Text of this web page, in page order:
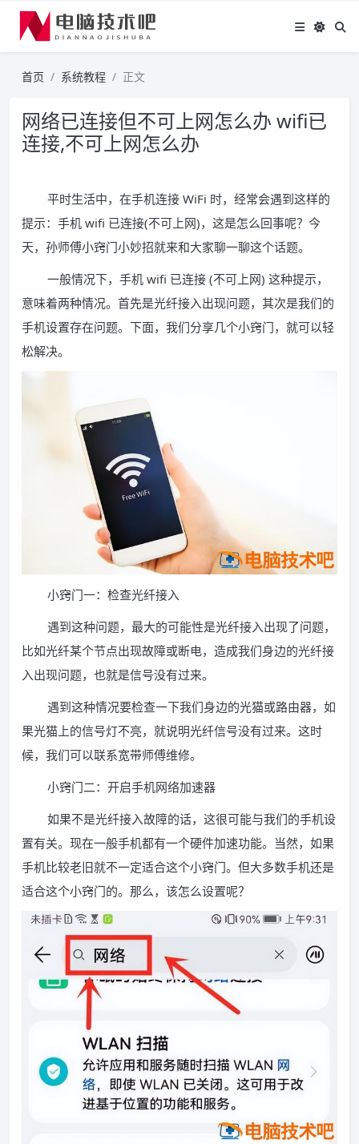
首页 系统教程 正文
网络已连接但不可上网怎么办 wifi已
连接,不可上网怎么办
平时生活中，在手机连接 WiFi 时，经常会遇到这样的
提示：手机 wifi 已连接(不可上网)，这是怎么回事呢？今
天，孙师傅小窍门小妙招就来和大家聊一聊这个话题。
一般情况下，手机 wifi 已连接 (不可上网) 这种提示，
意味着两种情况。首先是光纤接入出现问题，其次是我们的
手机设置存在问题。下面，我们分享几个小窍门，就可以轻
松解决。
小窍门一：检查光纤接入
遇到这种问题，最大的可能性是光纤接入出现了问题，
比如光纤某个节点出现故障或断电，造成我们身边的光纤接
入出现问题，也就是信号没有过来。
遇到这种情况要检查一下我们身边的光猫或路由器，如
果光猫上的信号灯不亮，就说明光纤信号没有过来。这时
候，我们可以联系宽带师傅维修。
小窍门二：开启手机网络加速器
如果不是光纤接入故障的话，这很可能与我们的手机设
置有关。现在一般手机都有一个硬件加速功能。当然，如果
手机比较老旧就不一定适合这个小窍门。但大多数手机还是
适合这个小窍门的。那么，该怎么设置呢？